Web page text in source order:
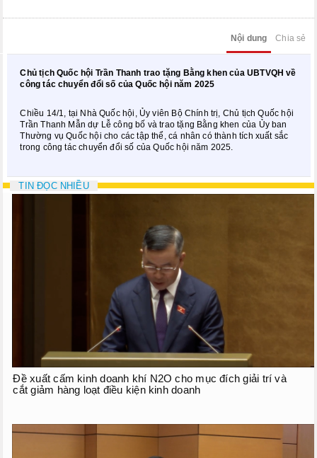
Phiên họp thứ 39
Phiên họp thứ 42
Phiên họp thứ 44
Phiên họp giữa 2 đợt của kỳ họp thứ 6
HOẠT ĐỘNG QUỐC HỘI
TIẾP XÚC CỬ TRI
CHƯƠNG TRÌNH GIÁM SÁT
Chia sẻ
Nội dung
Chủ tịch Quốc hội Trần Thanh trao tặng Bằng khen của UBTVQH về
công tác chuyển đổi số của Quốc hội năm 2025
Chiều 14/1, tại Nhà Quốc hội, Ủy viên Bộ Chính trị, Chủ tịch Quốc hội
Trần Thanh Mẫn dự Lễ công bố và trao tặng Bằng khen của Ủy ban
Thường vụ Quốc hội cho các tập thể, cá nhân có thành tích xuất sắc
trong công tác chuyển đổi số của Quốc hội năm 2025.
TIN ĐỌC NHIỀU
Đề xuất cấm kinh doanh khí N2O cho mục đích giải trí và
cắt giảm hàng loạt điều kiện kinh doanh